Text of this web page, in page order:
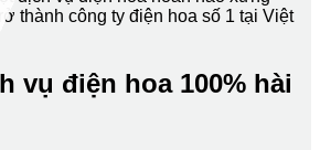
thành công ty điện hoa số 1 tại Việt
vụ điện hoa 100% hài